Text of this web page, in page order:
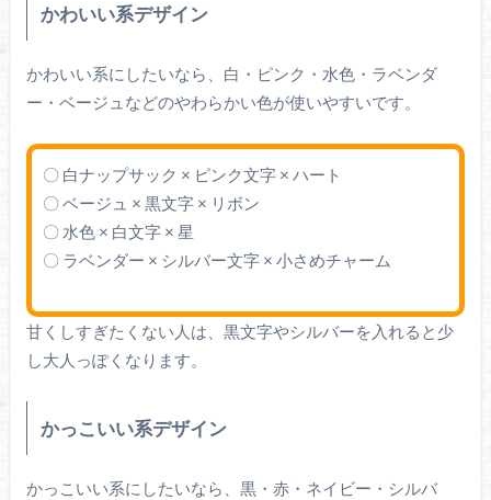
かわいい系デザイン
かわいい系にしたいなら、白・ピンク・水色・ラベンダ
ー・ベージュなどのやわらかい色が使いやすいです。
〇 白ナップサック × ピンク文字 × ハート
〇 ベージュ × 黒文字 × リボン
〇 水色 × 白文字 × 星
〇 ラベンダー × シルバー文字 × 小さめチャーム
甘くしすぎたくない人は、黒文字やシルバーを入れると少
し大人っぽくなります。
かっこいい系デザイン
かっこいい系にしたいなら、黒・赤・ネイビー・シルバ